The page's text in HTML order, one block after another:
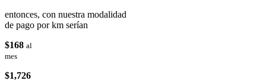
entonces, con nuestra modalidad
de pago por km serían
$168 al
mes
$1,726